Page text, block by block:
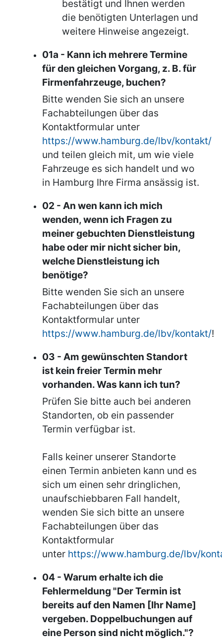
bestätigt und Ihnen werden
die benötigten Unterlagen und
weitere Hinweise angezeigt.
01a - Kann ich mehrere Termine
für den gleichen Vorgang, z. B. für
Firmenfahrzeuge, buchen?
Bitte wenden Sie sich an unsere
Fachabteilungen über das
Kontaktformular unter
https://www.hamburg.de/lbv/kontakt/
und teilen gleich mit, um wie viele
Fahrzeuge es sich handelt und wo
in Hamburg Ihre Firma ansässig ist.
02 - An wen kann ich mich
wenden, wenn ich Fragen zu
meiner gebuchten Dienstleistung
habe oder mir nicht sicher bin,
welche Dienstleistung ich
benötige?
Bitte wenden Sie sich an unsere
Fachabteilungen über das
Kontaktformular unter
https://www.hamburg.de/lbv/kontakt/!
03 - Am gewünschten Standort
ist kein freier Termin mehr
vorhanden. Was kann ich tun?
Prüfen Sie bitte auch bei anderen
Standorten, ob ein passender
Termin verfügbar ist.
Falls keiner unserer Standorte
einen Termin anbieten kann und es
sich um einen sehr dringlichen,
unaufschiebbaren Fall handelt,
wenden Sie sich bitte an unsere
Fachabteilungen über das
Kontaktformular
unter https://www.hamburg.de/lbv/
04 - Warum erhalte ich die
Fehlermeldung "Der Termin ist
bereits auf den Namen [Ihr Name]
vergeben. Doppelbuchungen auf
eine Person sind nicht möglich."?